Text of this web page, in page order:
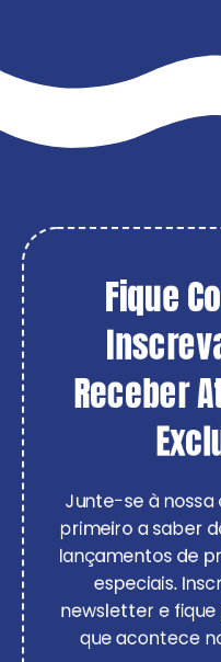
Fique
Receber
Junte-se à nossa
primeiro a saber
lançamentos de
especiais.
newsletter e
que acontece